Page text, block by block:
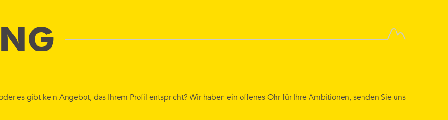
es gibt kein Angebot, das Ihrem Profil entspricht? Wir haben ein offenes Ohr für Ihre Ambitionen, senden Sie uns